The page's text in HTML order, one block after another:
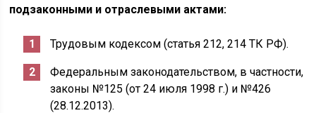
подзаконными и отраслевыми актами:
Трудовым кодексом (статья 212, 214 ТК РФ).
Федеральным законодательством, в частности,
законы №125 (от 24 июля 1998 г.) и №426
(28.12.2013).